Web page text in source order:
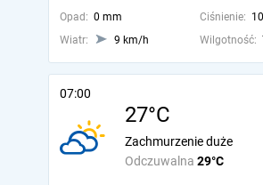
Opad: 0 mm Ciśnienie:
Wiatr:
9 km/h Wilgotność:
07:00
27°C
Odczuwalna 29°C
Zachmurzenie duże